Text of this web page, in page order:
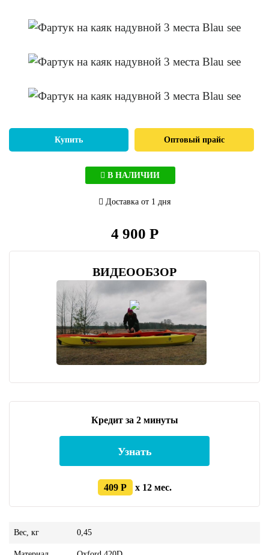
Купить Оптовый прайс
В НАЛИЧИИ
Доставка от 1 дня
4 900 Р
ВИДЕООБЗОР
Кредит за 2 минуты
Узнать
409 Р x 12 мес.
Вес, кг 0,45